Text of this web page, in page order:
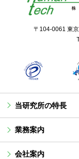
〒104-0061 東
当研究所の特長
業務案内
会社案内